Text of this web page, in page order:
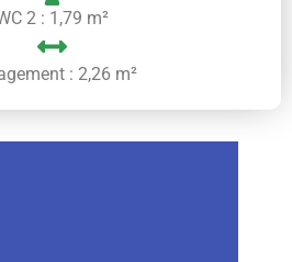
2 : 1,79 m²
: 2,26 m²